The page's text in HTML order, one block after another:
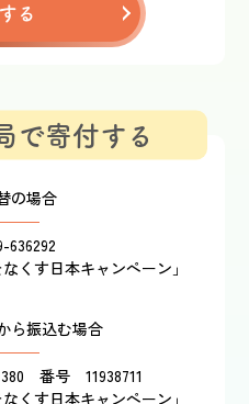
る
で寄付する
の場合
636292
くす日本キャンペーン」
ら振込む場合
番号 11938711
くす日本キャンペーン」